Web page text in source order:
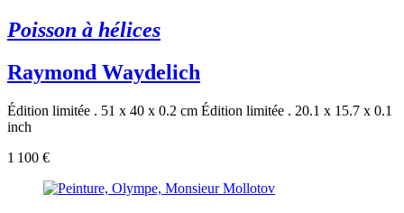
Poisson à hélices
Raymond Waydelich
Édition limitée . 51 x 40 x 0.2 cm Édition limitée . 20.1 x 15.7 x 0.1
inch
1 100 €